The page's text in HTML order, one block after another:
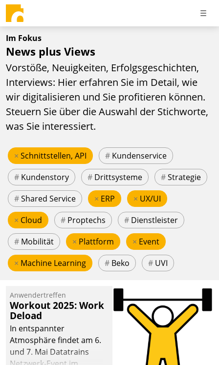
Im Fokus
News plus Views
Vorstöße, Neuigkeiten, Erfolgsgeschichten,
Interviews: Hier erfahren Sie im Detail, wie
wir digitalisieren und Sie profitieren können.
Steuern Sie über die Auswahl der Stichworte,
was Sie interessiert.
× Schnittstellen, API # Kundenservice
# Kundenstory # Drittsysteme #Strategie
#Shared Service × ERP × UX/UI
× Cloud # Proptechs # Dienstleister
# Mobilität × Plattform × Event
× Machine Learning # Beko # UVI
Anwendertreffen
Workout 2025: Work
Deload
In entspannter
Atmosphäre findet am 6.
und 7. Mai Datatrains